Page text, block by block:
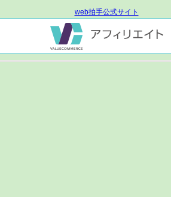
web拍手公式サイト